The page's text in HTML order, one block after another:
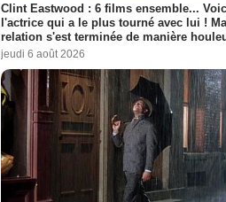
Clint Eastwood : 6 films ensemble...
l'actrice qui a le plus tourné avec lui !
relation s'est terminée de manière
jeudi 6 août 2026